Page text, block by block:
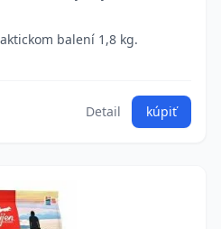
balení 1,8 kg.
Detail kúpiť